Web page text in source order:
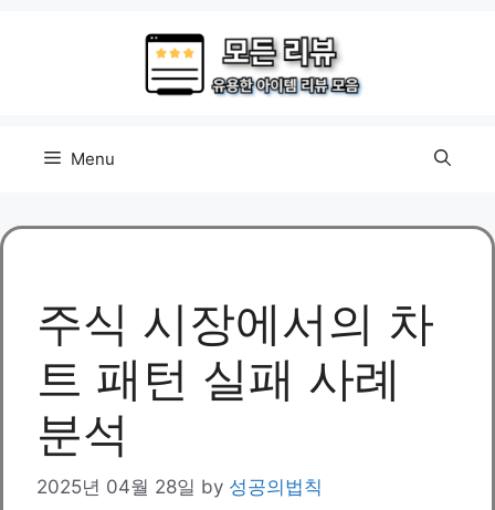
Menu
주식 시장에서의 차
트 패턴 실패 사례
분석
2025년 04월 28일 by 성공의법칙